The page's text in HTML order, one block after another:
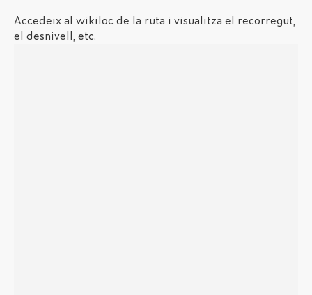
Accedeix al wikiloc de la ruta i visualitza el recorregut,
el desnivell, etc.